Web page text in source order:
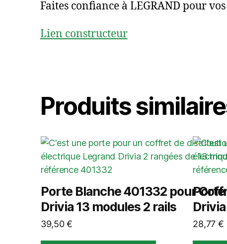
Faites confiance à LEGRAND pour
Lien constructeur
Produits
Porte Blanche 401332 pour
Drivia 13 modules 2 rails
39,50€
Porte
28,77 €